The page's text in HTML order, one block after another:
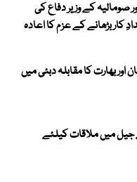
صومالیہ کے وزیر دفاع کی
کار بڑھانے کے عزم کا اعادہ
کپ 2026، پاکستان اور بھارت کا مقابلہ دبئی میں
جیل میں ملاقات کیلئے